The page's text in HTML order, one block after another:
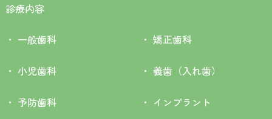
診療内容
一般歯科
小児歯科
予防歯科
矯正歯科
義歯（入れ歯）
インプラント